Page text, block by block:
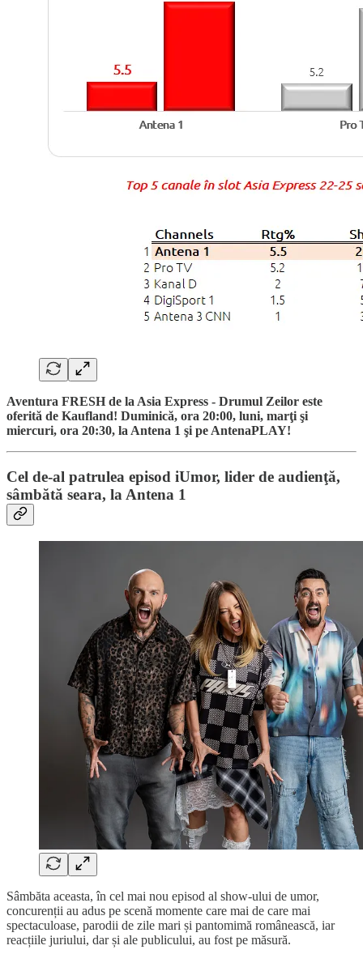
Aventura FRESH de la Asia Express - Drumul Zeilor este
oferită de Kaufland! Duminică, ora 20:00, luni, marţi şi
miercuri, ora 20:30, la Antena 1 şi pe AntenaPLAY!
Cel de-al patrulea episod iUmor, lider de audienţă,
sâmbătă seara, la Antena 1
Sâmbăta aceasta, în cel mai nou episod al show-ului de umor,
concurenții au adus pe scenă momente care mai de care mai
spectaculoase, parodii de zile mari și pantomimă românească, iar
reacțiile juriului, dar și ale publicului, au fost pe măsură.